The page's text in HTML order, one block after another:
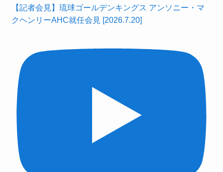
【記者会見】琉球ゴールデンキングス アンソニー・マ
クヘンリーAHC就任会見 [2026.7.20]